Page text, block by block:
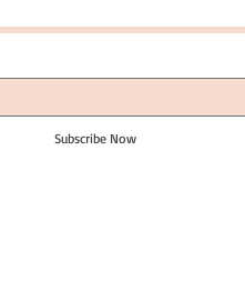
Subscribe Now